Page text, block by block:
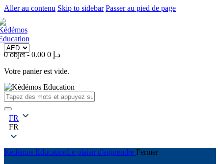
Aller au contenu Skip to sidebar Passer au pied de page
0 objet- 0.00 د.إ 0
Votre panier est vide.
FR
FR
Kédémos EducationLe plaisir d'apprendre Fermer